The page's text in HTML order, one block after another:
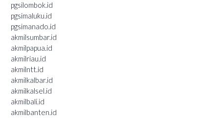
pgsilombok.id
pgsimaluku.id
pgsimanado.id
akmilsumbar.id
akmilpapua.id
akmilriau.id
akmilntt.id
akmilkalbar.id
akmilkalsel.id
akmilbali.id
akmilbanten.id